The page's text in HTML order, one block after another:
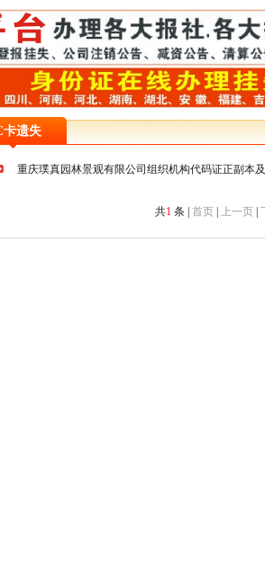
卡遗失
重庆璞真园林景观有限公司组织机构代码证正副本及
共1 条 | 首页 | 上一页 |